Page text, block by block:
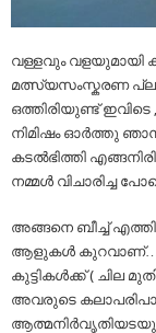
വള്ളവും വളയുമായി
മത്സ്യസംസ്കരണ
ഒത്തിരിയുണ്ട് ഇവിടെ
നിമിഷം ഓർത്തു
കടൽഭിത്തി
നമ്മൾ വിചാരിച്ച
അങ്ങനെ ബീച്ച്
ആളുകൾ കുറവാണ്….
കുട്ടികൾക്ക് ( ചില
അവരുടെ